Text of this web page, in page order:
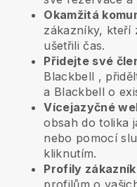
Okamžitá
zákazníky, kteří
ušetřili čas.
Přidejte své
Blackbell ,
a Blackbell o
Vícejazyčné
obsah do tolika
nebo pomocí
kliknutím.
Profily